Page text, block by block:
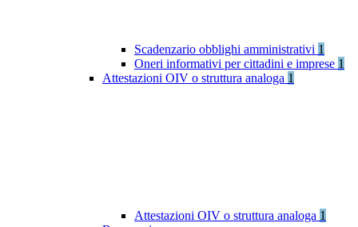
Scadenzario obblighi amministrativi 1
Oneri informativi per cittadini e imprese 1
Attestazioni OIV o struttura analoga 1
Attestazioni OIV o struttura analoga 1